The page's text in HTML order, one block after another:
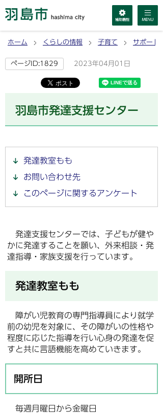
ホーム くらしの情報 子育て サポート
ページID:1829 2023年04月01日
羽島市発達支援センター
発達教室もも
お問い合わせ先
このページに関するアンケート
発達支援センターでは、子どもが健や
かに発達することを願い、外来相談・発
達指導・家族支援を行っています。
発達教室もも
障がい児教育の専門指導員により就学
前の幼児を対象に、その障がいの性格や
程度に応じた指導を行い心身の発達を促
すと共に言語機能を高めていきます。
開所日
毎週月曜日から金曜日